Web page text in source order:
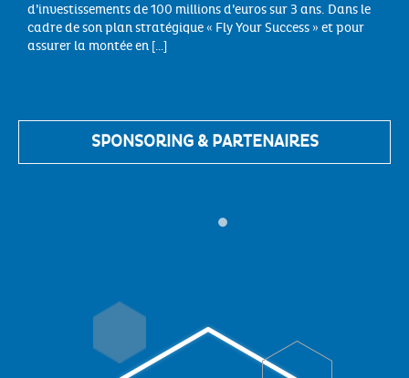
d’investissements de 100 millions d’euros sur 3 ans. Dans le
cadre de son plan stratégique « Fly Your Success » et pour
assurer la montée en […]
SPONSORING & PARTENAIRES